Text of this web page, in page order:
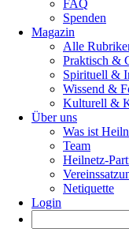
FAQ
Spenden
Magazin
Alle
Praktisch &
Spirituell &
Wissend &
Kulturell &
Über uns
Was ist
Team
Heilnetz-
Netiquette
Login